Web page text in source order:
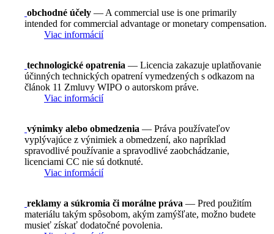
obchodné účely — A commercial use is one primarily
intended for commercial advantage or monetary compensation.
Viac informácií
technologické opatrenia — Licencia zakazuje uplatňovanie
účinných technických opatrení vymedzených s odkazom na
článok 11 Zmluvy WIPO o autorskom práve.
Viac informácií
výnimky alebo obmedzenia — Práva používateľov
vyplývajúce z výnimiek a obmedzení, ako napríklad
spravodlivé používanie a spravodlivé zaobchádzanie,
licenciami CC nie sú dotknuté.
Viac informácií
reklamy a súkromia či morálne práva — Pred použitím
materiálu takým spôsobom, akým zamýšľate, možno budete
musieť získať dodatočné povolenia.